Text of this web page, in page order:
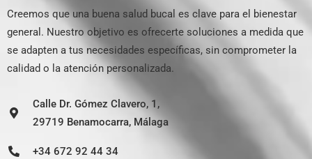
Creemos que una buena salud bucal es clave para el bienestar
general. Nuestro objetivo es ofrecerte soluciones a medida que
se adapten a tus necesidades específicas, sin comprometer la
calidad o la atención personalizada.
Calle Dr. Gómez Clavero, 1,
29719 Benamocarra, Málaga
+34 672 92 44 34